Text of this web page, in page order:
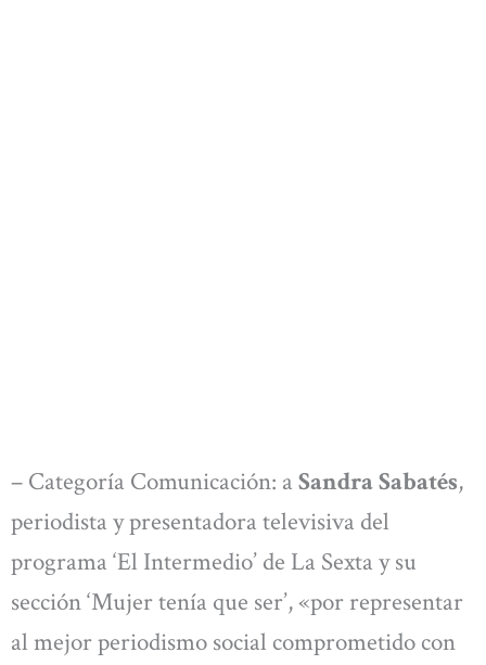
– Categoría Comunicación: a Sandra Sabatés,
periodista y presentadora televisiva del
programa ‘El Intermedio’ de La Sexta y su
sección ‘Mujer tenía que ser’, «por representar
al mejor periodismo social comprometido con